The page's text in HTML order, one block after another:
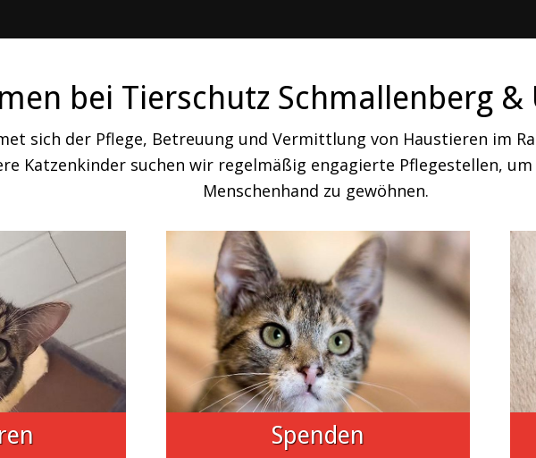
bei Tierschutz Schmallenberg &
sich der Pflege, Betreuung und Vermittlung von Haustieren im
Katzenkinder suchen wir regelmäßig engagierte Pflegestellen,
Menschenhand zu gewöhnen.
Spenden